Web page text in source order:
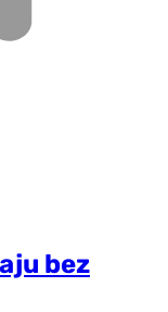
bez